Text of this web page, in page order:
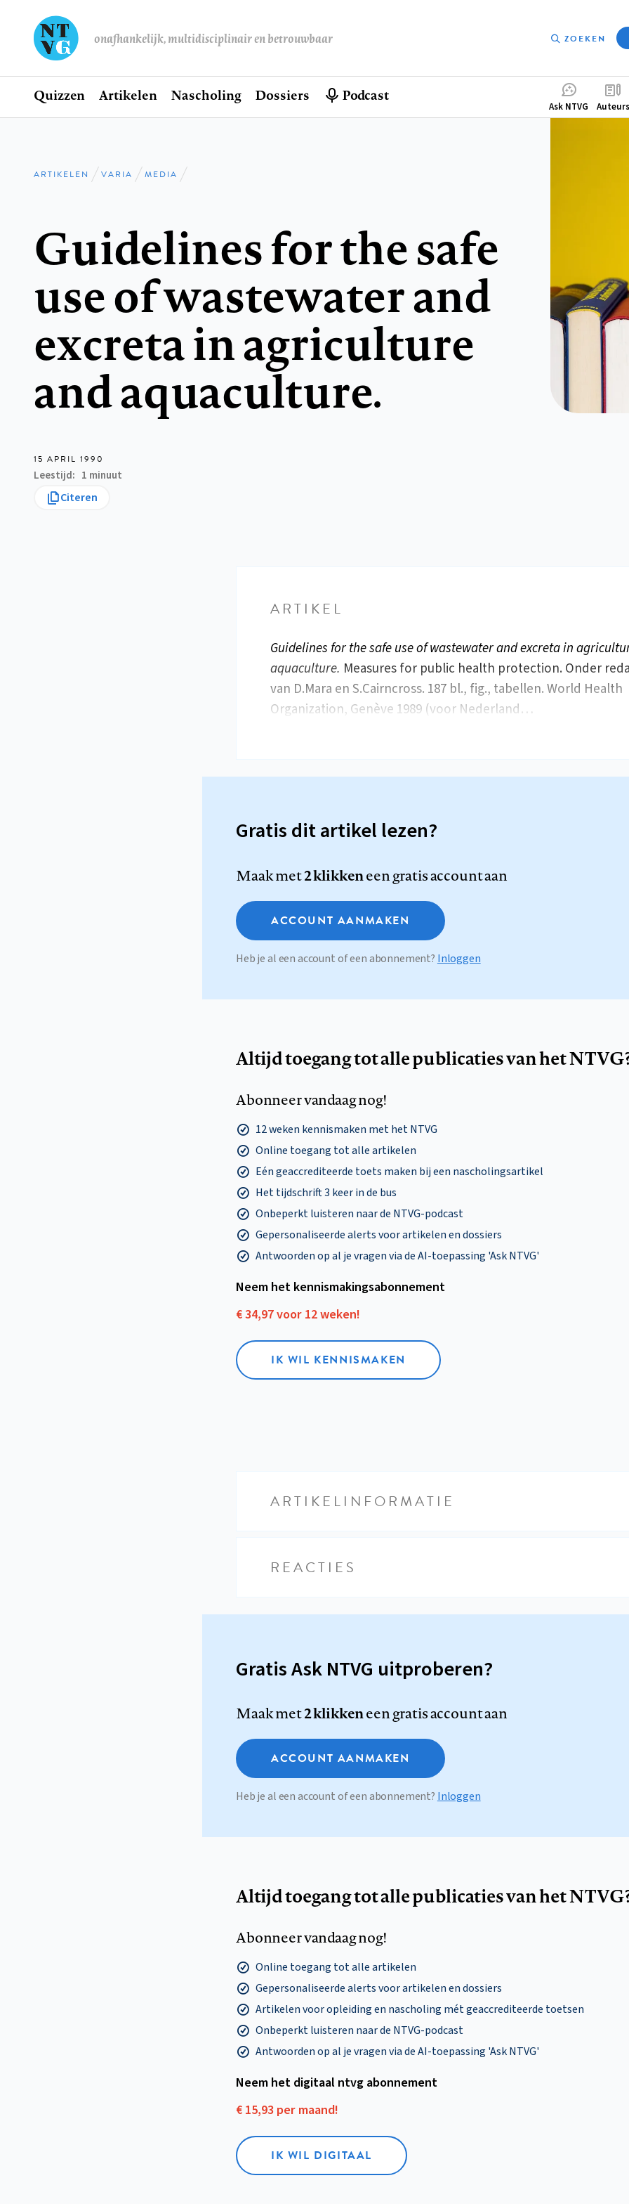
onafhankelijk, multidisciplinair en betrouwbaar ZOEKEN
Hoofdnavigatie
Home
Quizzen Artikelen Nascholing Dossiers Podcast
Ask NTVG Auteurs
Kruimelpad
ARTIKELEN VARIA MEDIA
Guidelines for the safe
use of wastewater and
excreta in agriculture
and aquaculture.
15 APRIL 1990
Leestijd 1 minuut
Citeren
ARTIKEL
Guidelines for the safe use of wastewater and excreta in
aquaculture. Measures for public health protection. Onder
van D.Mara en S.Cairncross. 187 bl., fig., tabellen. World Health
Organization, Genève 1989 (voor Nederland…
Gratis dit artikel lezen?
Maak met2 klikkeneen gratis account aan
ACCOUNT AANMAKEN
Heb je al een account of een abonnement? Inloggen
Altijd toegang tot alle publicaties van het
Abonneer vandaag nog!
12 weken kennismaken met het NTVG
Online toegang tot alle artikelen
Eén geaccrediteerde toets maken bij een nascholingsartikel
Het tijdschrift 3 keer in de bus
Onbeperkt luisteren naar de NTVG-podcast
Gepersonaliseerde alerts voor artikelen en dossiers
Antwoorden op al je vragen via de AI-toepassing 'Ask NTVG'
Neem het kennismakings­abonnement
€ 34,97 voor 12 weken!
IK WIL KENNISMAKEN
ARTIKELINFORMATIE
REACTIES
Gratis Ask NTVG uitproberen?
Maak met2 klikkeneen gratis account aan
ACCOUNT AANMAKEN
Heb je al een account of een abonnement? Inloggen
Altijd toegang tot alle publicaties van het
Abonneer vandaag nog!
Online toegang tot alle artikelen
Gepersonaliseerde alerts voor artikelen en dossiers
Artikelen voor opleiding en nascholing mét geaccrediteerde toetsen
Onbeperkt luisteren naar de NTVG-podcast
Antwoorden op al je vragen via de AI-toepassing 'Ask NTVG'
Neem het digitaal ntvg abonnement
€ 15,93 per maand!
IK WIL DIGITAAL